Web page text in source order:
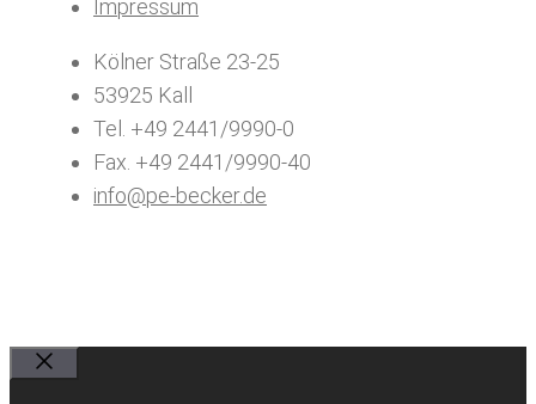
Impressum
Kölner Straße 23-25
53925 Kall
Tel. +49 2441/9990-0
Fax. +49 2441/9990-40
info@pe-becker.de